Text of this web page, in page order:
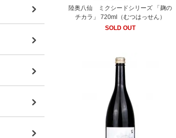
陸奥八仙 ミクシードシリーズ 「麹の
チカラ」 720ml（むつはっせん）
SOLD OUT